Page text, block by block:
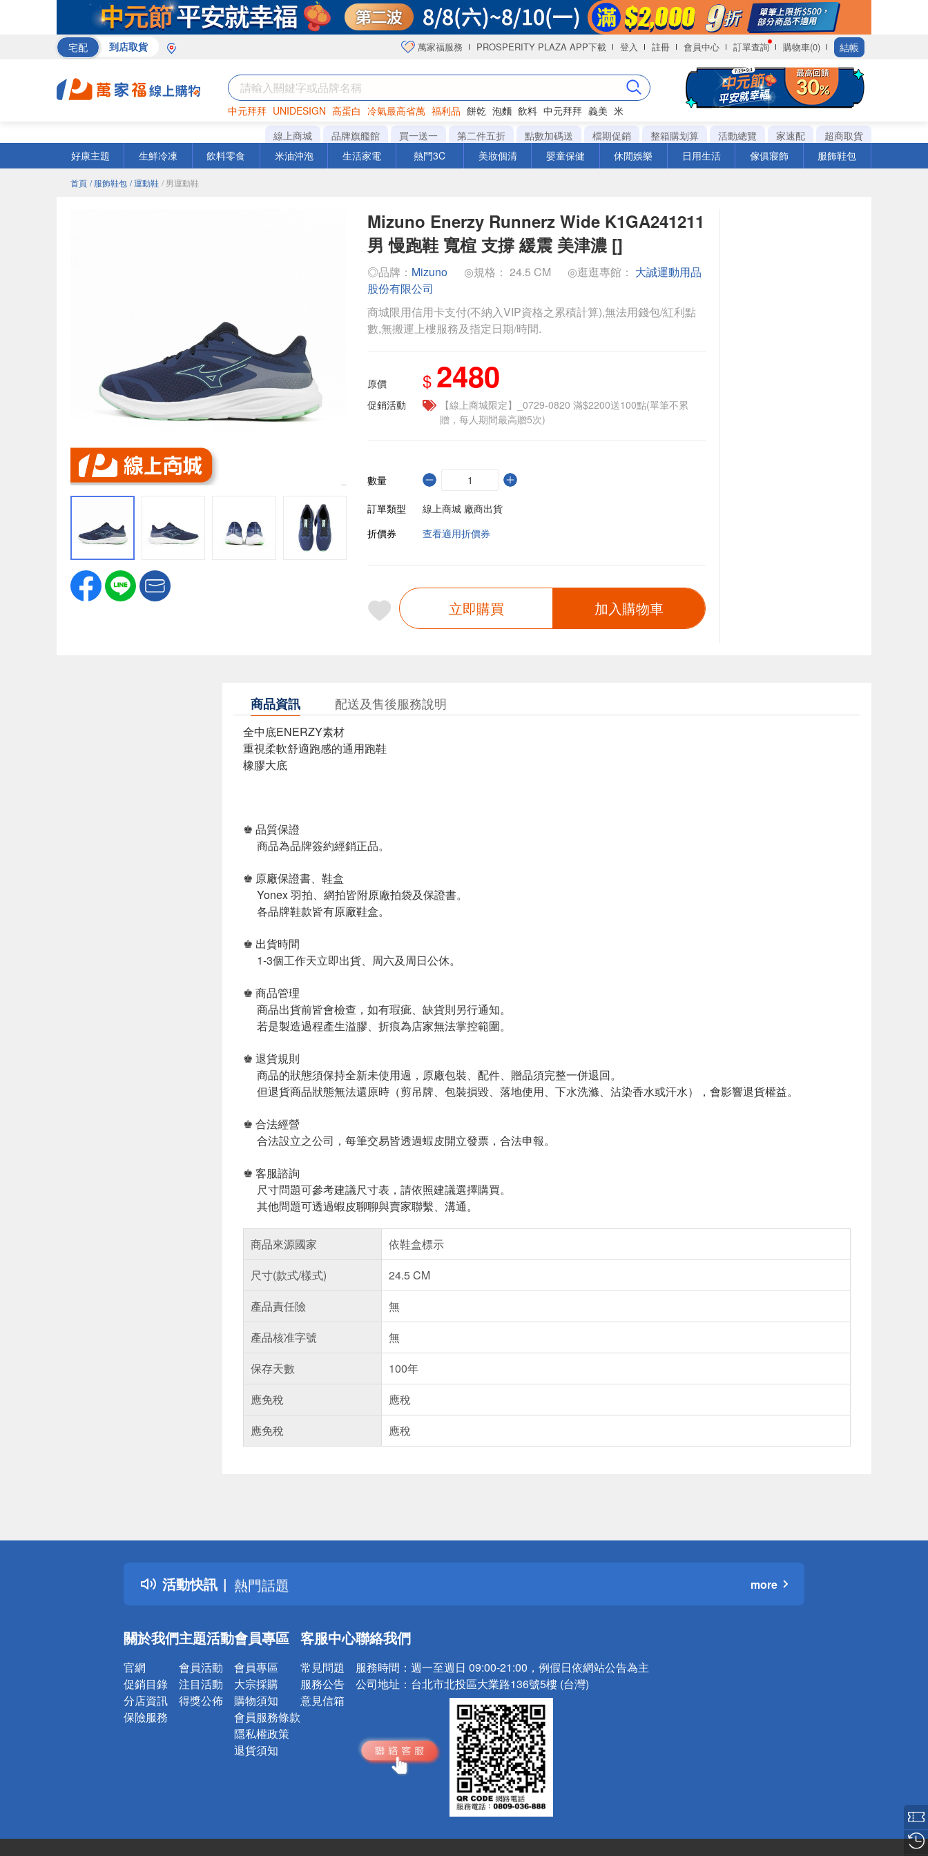
宅配 到店取貨 萬家福服務 PROSPERITY PLAZA APP下載 登入 註冊 會員中心 訂單查詢 購物車(0) 結帳
中元拜拜 UNIDESIGN 高蛋白 冷氣最高省萬 福利品 餅乾 泡麵 飲料 中元拜拜 義美 米
罐頭 海苔 洋芋片
線上商城 品牌旗艦館 買一送一 第二件五折 點數加碼送 檔期促銷 整箱購划算 活動總覽 家速配
超商取貨
好康主題
生鮮冷凍 飲料零食 米油沖泡 生活家電 熱門3C 美妝個清 嬰童保健 休閒娛樂 日用生活 傢俱寢飾 服飾鞋包
首頁 / 服飾鞋包 / 運動鞋 / 男運動鞋
Mizuno Enerzy Runnerz Wide K1GA241211
男 慢跑鞋 寬楦 支撐 緩震 美津濃 []
◎品牌： Mizuno ◎規格： 24.5 CM ◎逛逛專館： 大誠運動用品
股份有限公司
商城限用信用卡支付(不納入VIP資格之累積計算),無法用錢包/紅利點
數,無搬運上樓服務及指定日期/時間.
原價 $ 2480
促銷活動
【線上商城限定】_0729-0820 滿$2200送100點(單筆不累
贈，每人期間最高贈5次)
數量
訂單類型
線上商城 廠商出貨
折價券
查看適用折價券
立即購買 加入購物車
商品資訊 配送及售後服務說明
全中底ENERZY素材
重視柔軟舒適跑感的通用跑鞋
橡膠大底
♚ 品質保證
商品為品牌簽約經銷正品。
♚ 原廠保證書、鞋盒
Yonex 羽拍、網拍皆附原廠拍袋及保證書。
各品牌鞋款皆有原廠鞋盒。
♚ 出貨時間
1-3個工作天立即出貨、周六及周日公休。
♚ 商品管理
商品出貨前皆會檢查，如有瑕疵、缺貨則另行通知。
若是製造過程產生溢膠、折痕為店家無法掌控範圍。
♚ 退貨規則
商品的狀態須保持全新未使用過，原廠包裝、配件、贈品須完整一併退回。
但退貨商品狀態無法還原時（剪吊牌、包裝損毀、落地使用、下水洗滌、沾染香水或汗水），會影響退貨權益。
♚ 合法經營
合法設立之公司，每筆交易皆透過蝦皮開立發票，合法申報。
♚ 客服諮詢
尺寸問題可參考建議尺寸表，請依照建議選擇購買。
其他問題可透過蝦皮聊聊與賣家聯繫、溝通。
商品來源國家
依鞋盒標示
尺寸(款式/樣式)
24.5 CM
產品責任險
無
產品核准字號
無
保存天數
100年
應免稅
應稅
應免稅
應稅
活動快訊
詐騙網頁！請小心！
得獎公告
熱門話題
銀行優惠
詐騙網頁！請小心！
more
關於我們
官網
促銷目錄
分店資訊
保險服務
主題活動
會員活動
注目活動
得獎公佈
會員專區
會員專區
大宗採購
購物須知
會員服務條款
隱私權政策
退貨須知
客服中心
常見問題
服務公告
意見信箱
聯絡我們
服務時間： 週一至週日 09:00-21:00，例假日依網站公告為主
公司地址： 台北市北投區大業路136號5樓 (台灣)